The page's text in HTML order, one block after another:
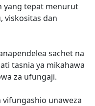
yang tepat menurut
viskositas dan
sachet na
tasnia ya mikahawa
za ufungaji.
unaweza